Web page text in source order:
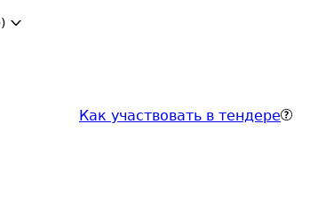
Как участвовать в тендере